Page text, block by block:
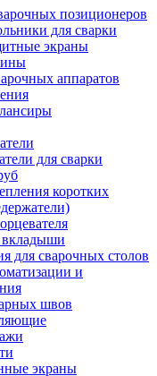
позиционеров
для сварки
экраны
аппаратов
для сварки
коротких
для сварочных столов
и
швов
экраны